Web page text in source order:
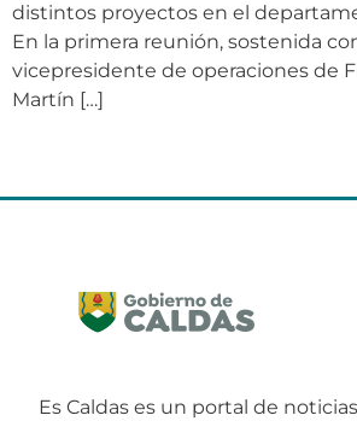
distintos proyectos en el
En la primera reunión, sostenida
vicepresidente de operaciones de
Martín […]
Es Caldas es un portal de